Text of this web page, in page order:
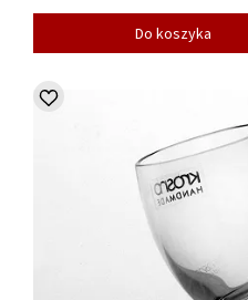
Do koszyka